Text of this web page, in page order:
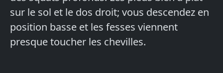
sur le sol et le dos droit; vous descendez en
position basse et les fesses viennent
presque toucher les chevilles.